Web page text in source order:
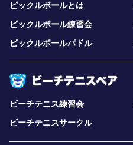
ピックルボールとは
ピックルボール練習会
ピックルボールパドル
ビーチテニス練習会
ビーチテニスサークル